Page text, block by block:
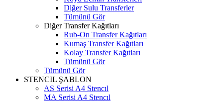
Diğer Sulu Transferler
Tümünü Gör
Diğer Transfer Kağıtları
Rub-On Transfer Kağıtları
Kumaş Transfer Kağıtları
Kolay Transfer Kağıtları
Tümünü Gör
Tümünü Gör
STENCIL ŞABLON
AS Serisi A4 Stencıl
MA Serisi A4 Stencıl